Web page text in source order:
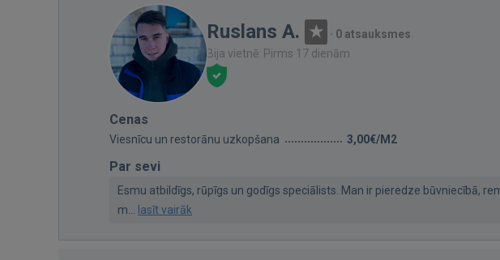
Ruslans A. · 0 atsauksmes
Bija vietnē: Pirms 17 dienām
Cenas
Viesnīcu un restorānu uzkopšana 3,00€/M2
Par sevi
Esmu atbildīgs, rūpīgs un godīgs speciālists. Man ir pieredze būvniecībā,
m...
lasīt vairāk